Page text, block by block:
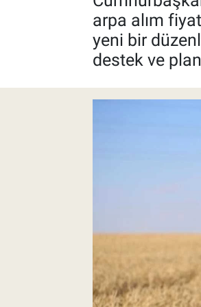
arpa alım
yeni bir
destek ve
Pankobirlik
Et fiyatları
Şeker ve Şekerli Mamüller
Tahıllar ve Baklagiller